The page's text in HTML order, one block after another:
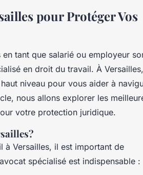
pour Protéger Vos
tant que salarié ou employeur
en droit du travail. À Versailles,
niveau pour vous aider à
nous allons explorer les
votre protection juridique.
à Versailles, il est important de
spécialisé est indispensable :